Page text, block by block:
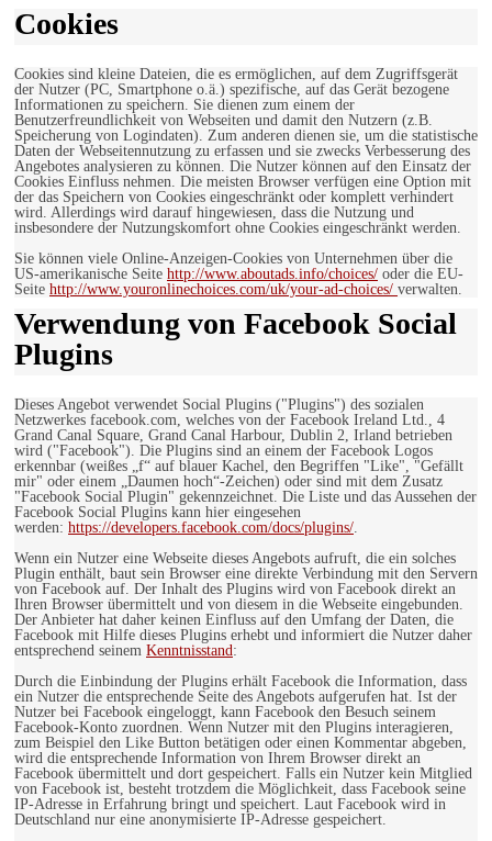
Cookies
Cookies sind kleine Dateien, die es ermöglichen, auf dem Zugriffsgerät
der Nutzer (PC, Smartphone o.ä.) spezifische, auf das Gerät bezogene
Informationen zu speichern. Sie dienen zum einem der
Benutzerfreundlichkeit von Webseiten und damit den Nutzern (z.B.
Speicherung von Logindaten). Zum anderen dienen sie, um die statistische
Daten der Webseitennutzung zu erfassen und sie zwecks Verbesserung des
Angebotes analysieren zu können. Die Nutzer können auf den Einsatz der
Cookies Einfluss nehmen. Die meisten Browser verfügen eine Option mit
der das Speichern von Cookies eingeschränkt oder komplett verhindert
wird. Allerdings wird darauf hingewiesen, dass die Nutzung und
insbesondere der Nutzungskomfort ohne Cookies eingeschränkt werden.
Sie können viele Online-Anzeigen-Cookies von Unternehmen über die
US-amerikanische Seite http://www.aboutads.info/choices/ oder die EU-
Seite http://www.youronlinechoices.com/uk/your-ad-choices/ verwalten.
Verwendung von Facebook Social
Plugins
Dieses Angebot verwendet Social Plugins ("Plugins") des sozialen
Netzwerkes facebook.com, welches von der Facebook Ireland Ltd., 4
Grand Canal Square, Grand Canal Harbour, Dublin 2, Irland betrieben
wird ("Facebook"). Die Plugins sind an einem der Facebook Logos
erkennbar (weißes „f“ auf blauer Kachel, den Begriffen "Like", "Gefällt
mir" oder einem „Daumen hoch“-Zeichen) oder sind mit dem Zusatz
"Facebook Social Plugin" gekennzeichnet. Die Liste und das Aussehen der
Facebook Social Plugins kann hier eingesehen
werden: https://developers.facebook.com/docs/plugins/.
Wenn ein Nutzer eine Webseite dieses Angebots aufruft, die ein solches
Plugin enthält, baut sein Browser eine direkte Verbindung mit den Servern
von Facebook auf. Der Inhalt des Plugins wird von Facebook direkt an
Ihren Browser übermittelt und von diesem in die Webseite eingebunden.
Der Anbieter hat daher keinen Einfluss auf den Umfang der Daten, die
Facebook mit Hilfe dieses Plugins erhebt und informiert die Nutzer daher
entsprechend seinem Kenntnisstand:
Durch die Einbindung der Plugins erhält Facebook die Information, dass
ein Nutzer die entsprechende Seite des Angebots aufgerufen hat. Ist der
Nutzer bei Facebook eingeloggt, kann Facebook den Besuch seinem
Facebook-Konto zuordnen. Wenn Nutzer mit den Plugins interagieren,
zum Beispiel den Like Button betätigen oder einen Kommentar abgeben,
wird die entsprechende Information von Ihrem Browser direkt an
Facebook übermittelt und dort gespeichert. Falls ein Nutzer kein Mitglied
von Facebook ist, besteht trotzdem die Möglichkeit, dass Facebook seine
IP-Adresse in Erfahrung bringt und speichert. Laut Facebook wird in
Deutschland nur eine anonymisierte IP-Adresse gespeichert.